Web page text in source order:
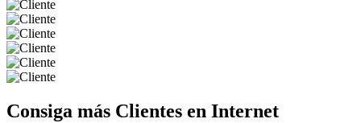
Consiga más Clientes en Internet